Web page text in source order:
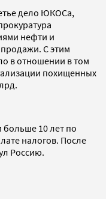
дело ЮКОСа,
нефти и
С этим
в отношении в том
похищенных
10 лет по
налогов. После
Россию.